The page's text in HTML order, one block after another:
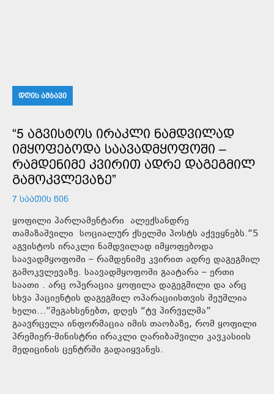
ᲓᲦᲘᲡ ᲐᲛᲑᲐᲕᲘ
“5 ᲐᲒᲕᲘᲡᲢᲝᲡ ᲘᲠᲐᲙᲚᲘ ᲜᲐᲛᲓᲕᲘᲚᲐᲓ
ᲘᲛᲧᲝᲤᲔᲑᲝᲓᲐ ᲡᲐᲐᲕᲐᲓᲛᲧᲝᲤᲝᲨᲘ –
ᲠᲐᲛᲓᲔᲜᲘᲛᲔ ᲙᲕᲘᲠᲘᲗ ᲐᲓᲠᲔ ᲓᲐᲒᲔᲒᲛᲘᲚ
ᲒᲐᲛᲝᲙᲕᲚᲔᲕᲐᲖᲔ”
7 ᲡᲐᲐᲗᲘᲡ ᲬᲘᲜ
ყოფილი პარლამენტარი ალექსანდრე
თამაზაშვილი სოციალურ ქსელში პოსტს აქვეყნებს.”5
აგვისტოს ირაკლი ნამდვილად იმყოფებოდა
საავადმყოფოში – რამდენიმე კვირით ადრე დაგეგმილ
გამოკვლევაზე. საავადმყოფოში გაატარა – ერთი
საათი . არც ოპერაცია ყოფილა დაგეგმილი და არც
სხვა პაციენტის დაგეგმილ ოპარაციისთვის შეუშლია
ხელი…”შეგახსენებთ, დღეს “ტვ პირველმა”
გაავრცელა ინფორმაცია იმის თაობაზე, რომ ყოფილი
პრემიერ-მინისტრი ირაკლი ღარიბაშვილი კავკასიის
მედიცინის ცენტრში გადაიყვანეს.